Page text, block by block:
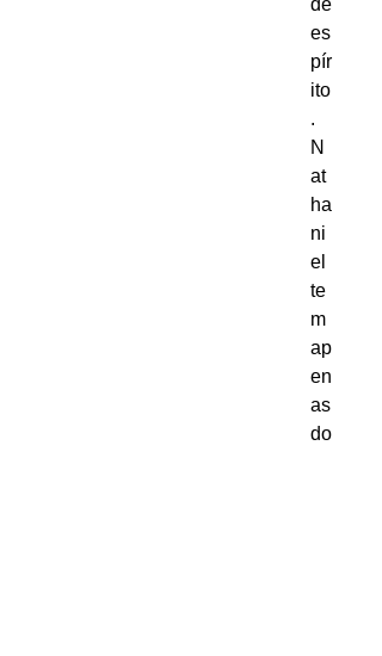
es
pír
ito
.
N
at
ha
ni
el
te
m
ap
en
as
do